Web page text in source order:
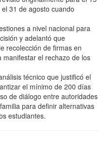
31 de agosto cuando
a nivel nacional para
y adelantó que
recolección de firmas en
el rechazo de los
técnico que justificó el
el mínimo de 200 días
de diálogo entre autoridades
para definir alternativas
estudiantes.